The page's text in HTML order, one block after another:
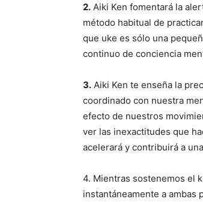
2. Aiki Ken fomentará la
método habitual de
que uke es sólo una
continuo de conciencia
3. Aiki Ken te enseña la
coordinado con nuestra
efecto de nuestros
ver las inexactitudes que
acelerará y contribuirá a
4. Mientras sostenemos el
instantáneamente a ambas